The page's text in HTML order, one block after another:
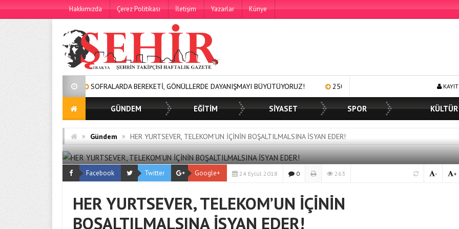
Hakkımızda Çerez Politikası İletişim Yazarlar Künye
SOFRALARDA BEREKETİ, GÖNÜLLERDE DAYANIŞMAYI BÜYÜTÜYORUZ! 250 BİN ÖĞÜN, BİNLERCE YÜZE GÜLÜMSEME
GÜNDEM EĞİTİM SİYASET SPOR
» Gündem » HER YURTSEVER, TELEKOM’UN İÇİNİN BOŞALTILMALSINA İSYAN EDER!
Facebook Twitter Google+ 24 Eylül 2018 0 263 +
-
HER YURTSEVER, TELEKOM’UN İÇİNİN
BOŞALTILMALSINA İSYAN EDER!